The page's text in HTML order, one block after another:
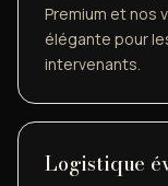
Premium et nos
élégante pour
intervenants.
Logistique